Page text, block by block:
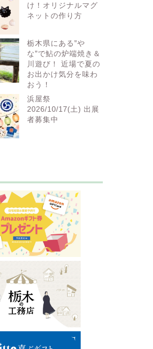
け！オリジナルマグ
ネットの作り方
栃木県にある”や
な”で鮎の炉端焼き＆
川遊び！ 近場で夏の
お出かけ気分を味わ
おう！
浜屋祭
2026/10/17(土) 出展
者募集中